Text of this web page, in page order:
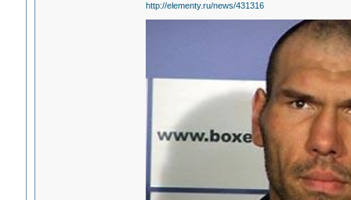
http://elementy.ru/news/431316